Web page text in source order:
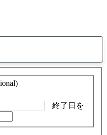
終了日を